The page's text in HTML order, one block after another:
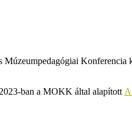
Múzeumpedagógiai
ban a MOKK által alapított